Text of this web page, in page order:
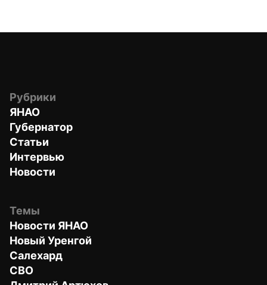
Рубрики
ЯНАО
Губернатор
Статьи
Интервью
Новости
Темы
Новости ЯНАО
Новый Уренгой
Салехард
СВО